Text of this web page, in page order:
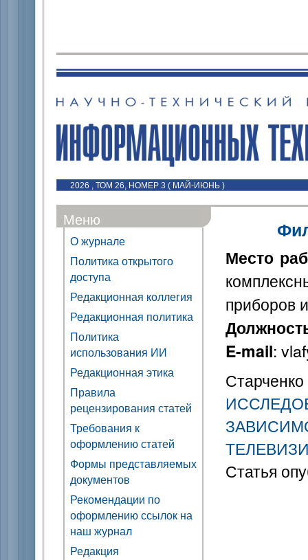
2026 , ТОМ 26, НОМЕР 3 ( МАЙ-ИЮНЬ )
Меню
О журнале
Политика открытого
доступа
Редакционная коллегия
Редакционная политика
Политика
использования ИИ
Редакционная этика
Правила
рецензирования статей
Требования к
оформлению статей
Формы представляемых
документов
Рекомендации по
оформлению ссылок на
наш журнал
Редакция
Место
приборов
E-mail:
Статья